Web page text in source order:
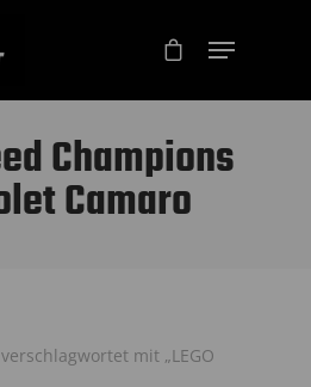
Champions
Camaro
mit „LEGO